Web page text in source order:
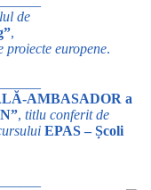
de
,
europene.
AMBASADOR a
, titlu conferit de
EPAS – Școli